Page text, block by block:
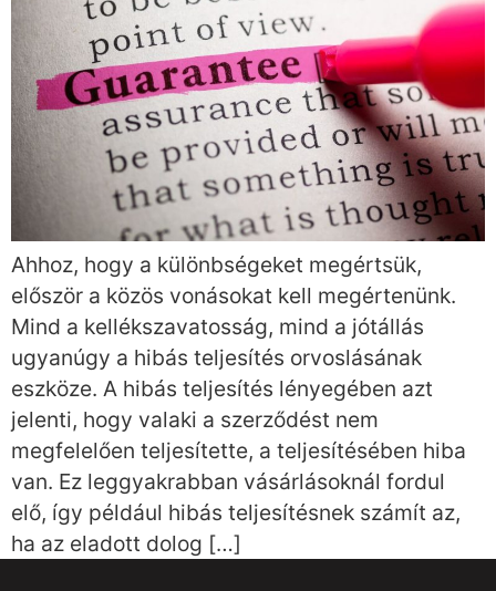
Ahhoz, hogy a különbségeket megértsük,
először a közös vonásokat kell megértenünk.
Mind a kellékszavatosság, mind a jótállás
ugyanúgy a hibás teljesítés orvoslásának
eszköze. A hibás teljesítés lényegében azt
jelenti, hogy valaki a szerződést nem
megfelelően teljesítette, a teljesítésében hiba
van. Ez leggyakrabban vásárlásoknál fordul
elő, így például hibás teljesítésnek számít az,
ha az eladott dolog […]